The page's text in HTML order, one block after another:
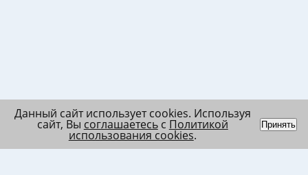
Данный сайт использует cookies. Используя
сайт, Вы соглашаетесьс Политикой
использования cookies.
Принять